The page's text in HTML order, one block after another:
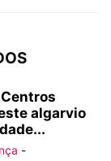
algarvio
-